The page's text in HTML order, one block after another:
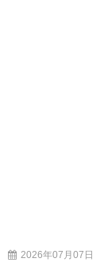
2026年07月07日